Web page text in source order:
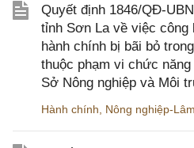
Quyết định 1846/QĐ-
tỉnh Sơn La về việc công
hành chính bị bãi bỏ
thuộc phạm vi chức
Sở Nông nghiệp và Môi
Hành chính Nông nghiệp-